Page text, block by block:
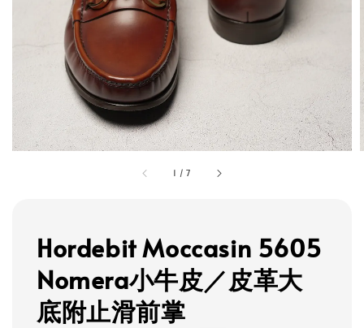
1 /7
Hordebit Moccasin 5605
Nomera小牛皮／皮革大
底附止滑前掌